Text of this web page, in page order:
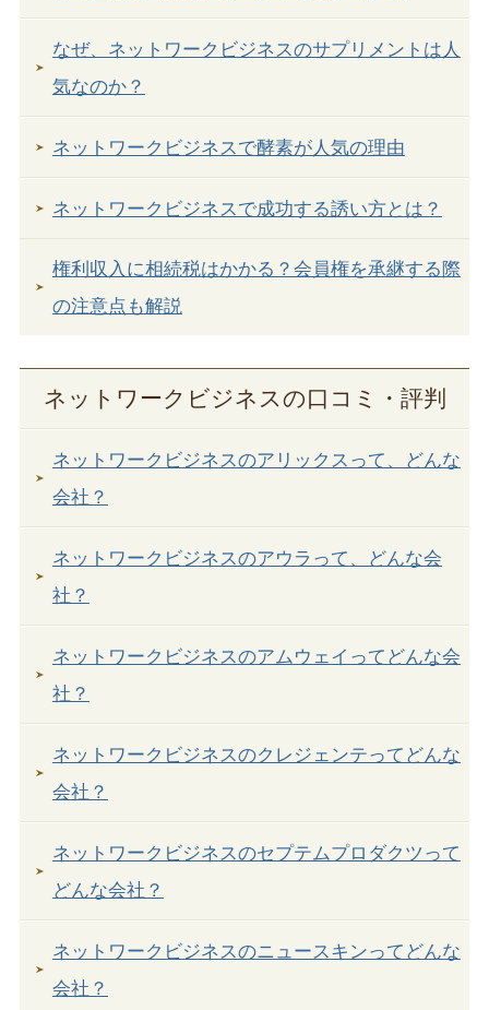
なぜ、ネットワークビジネスのサプリメントは人
気なのか？
ネットワークビジネスで酵素が人気の理由
ネットワークビジネスで成功する誘い方とは？
権利収入に相続税はかかる？会員権を承継する際
の注意点も解説
ネットワークビジネスの口コミ・評判
ネットワークビジネスのアリックスって、どんな
会社？
ネットワークビジネスのアウラって、どんな会
社？
ネットワークビジネスのアムウェイってどんな会
社？
ネットワークビジネスのクレジェンテってどんな
会社？
ネットワークビジネスのセプテムプロダクツって
どんな会社？
ネットワークビジネスのニュースキンってどんな
会社？